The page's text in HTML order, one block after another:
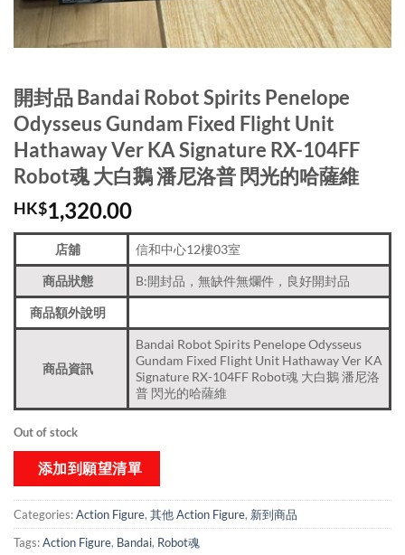
開封品 Bandai Robot Spirits Penelope
Odysseus Gundam Fixed Flight Unit
Hathaway Ver KA Signature RX-104FF
Robot魂 大白鵝 潘尼洛普 閃光的哈薩維
HK$1,320.00
店舖 信和中心12樓03室
商品狀態 B:開封品，無缺件無爛件，良好開封品
商品額外說明
商品資訊
Bandai Robot Spirits Penelope Odysseus
Gundam Fixed Flight Unit Hathaway Ver KA
Signature RX-104FF Robot魂 大白鵝 潘尼洛
普 閃光的哈薩維
Out of stock
添加到願望清單
Categories:Action Figure, 其他 Action Figure, 新到商品​
Tags:Action Figure, Bandai, Robot魂